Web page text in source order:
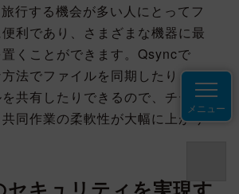
メニュー
行する機会が多い人にとってフ
利であり、さまざまな機器に最
くことができます。Qsyncで
法でファイルを同期したり、グ
共有したりできるので、チーム
同作業の柔軟性が大幅に上がり
セキュリティを実現す